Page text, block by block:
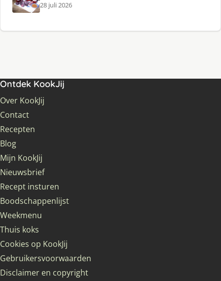
28 juli 2026
Ontdek KookJij
Over KookJij
Contact
Recepten
Blog
Mijn KookJij
Nieuwsbrief
Recept insturen
Boodschappenlijst
Weekmenu
Thuis koks
Cookies op KookJij
Gebruikersvoorwaarden
Disclaimer en copyright